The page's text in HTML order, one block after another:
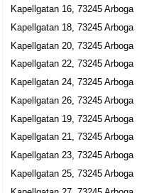
0589-611976
Åbågens HB
Gustav Olof Holmqvist
Kapellgatan 24 C, 73245 Arboga
Quality Communication
Pär Lennart Tage Lundgren
019-125690
Kapellgatan 24 C 3tr 1201, 73245 Arboga
Munkens Bensin och Livs AB
Kapellgatan 16, 73245 Arboga
Kapellgatan 18, 73245 Arboga
Kapellgatan 20, 73245 Arboga
Kapellgatan 22, 73245 Arboga
Kapellgatan 24, 73245 Arboga
Kapellgatan 26, 73245 Arboga
Kapellgatan 19, 73245 Arboga
Kapellgatan 21, 73245 Arboga
Kapellgatan 23, 73245 Arboga
Kapellgatan 25, 73245 Arboga